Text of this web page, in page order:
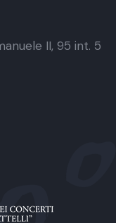
II, 95 int. 5